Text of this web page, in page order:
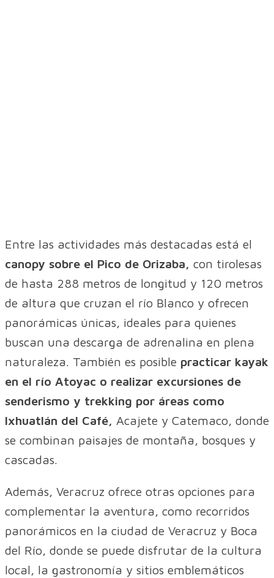
Entre las actividades más destacadas está el
canopy sobre el Pico de Orizaba, con tirolesas
de hasta 288 metros de longitud y 120 metros
de altura que cruzan el río Blanco y ofrecen
panorámicas únicas, ideales para quienes
buscan una descarga de adrenalina en plena
naturaleza. También es posible practicar kayak
en el río Atoyac o realizar excursiones de
senderismo y trekking por áreas como
Ixhuatlán del Café, Acajete y Catemaco, donde
se combinan paisajes de montaña, bosques y
cascadas.
Además, Veracruz ofrece otras opciones para
complementar la aventura, como recorridos
panorámicos en la ciudad de Veracruz y Boca
del Río, donde se puede disfrutar de la cultura
local, la gastronomía y sitios emblemáticos